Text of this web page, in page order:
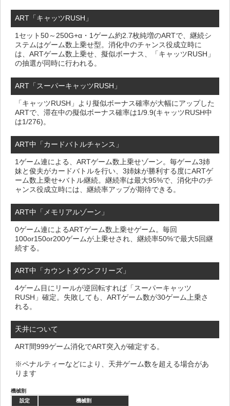
ART「キャッツRUSH」
1セット50～250G+α・1ゲーム約2.7枚純増のARTで、継続シ
ステムはゲーム数上乗せ型。消化中のチャンス役成立時に
は、ARTゲーム数上乗せ、擬似ボーナス、「キャッツRUSH」
の抽選が同時に行われる。
ART「スーパーキャッツRUSH」
「キャッツRUSH」より擬似ボーナス確率が大幅にアップした
ARTで、滞在中の擬似ボーナス確率は1/9.9(キャッツRUSH中
は1/276)。
ART中「カードバトルチャンス」
1ゲーム連による、ARTゲーム数上乗せゾーン。毎ゲーム3姉
妹と俊夫がカードバトルを行い、3姉妹が勝利する度にARTゲ
ーム数上乗せ+バトル継続。継続率は最大95%で、消化中のチ
ャンス役成立時には、継続率アップが期待できる。
ART中「メモリアルゾーン」
0ゲーム連によるARTゲーム数上乗せゲーム。毎回
100or150or200ゲームが上乗せされ、継続率50%で最大5回継
続する。
ART中「カウントダウンフリーズ」
4ゲーム目にリールが逆回転すれば「スーパーキャッツ
RUSH」確定。失敗しても、ARTゲーム数が30ゲーム上乗さ
れる。
天井について
ART間999ゲーム消化でART突入が確定する。
※ペナルティーなどにより、天井ゲーム数を超える場合があ
ります
機械割
設定
機械割